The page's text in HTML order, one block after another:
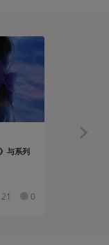
与系列
21 0
创作笔记